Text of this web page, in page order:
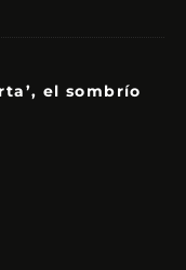
el sombrío